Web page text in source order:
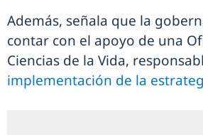
Además, señala que la
contar con el apoyo de una
Ciencias de la Vida,
implementación de la